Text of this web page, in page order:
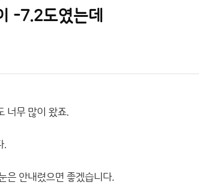
-7.2도였는데
너무 많이 왔죠.
.
은 안내렸으면 좋겠습니다.